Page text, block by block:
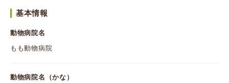
基本情報
動物病院名
もも動物病院
動物病院名（かな）